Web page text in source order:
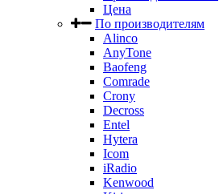
Цена
По производителям
Alinco
AnyTone
Baofeng
Comrade
Crony
Decross
Entel
Hytera
Icom
iRadio
Kenwood